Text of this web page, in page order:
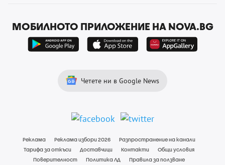
МОБИЛНОТО ПРИЛОЖЕНИЕ НА NOVA.BG
Четете ни в Google News
Реклама Реклама избори 2026
Разпространение на канали
Тарифа за откъси
Доставчици Контакти
Общи условия
Поверителност
Политика ЛД Правила за ползване